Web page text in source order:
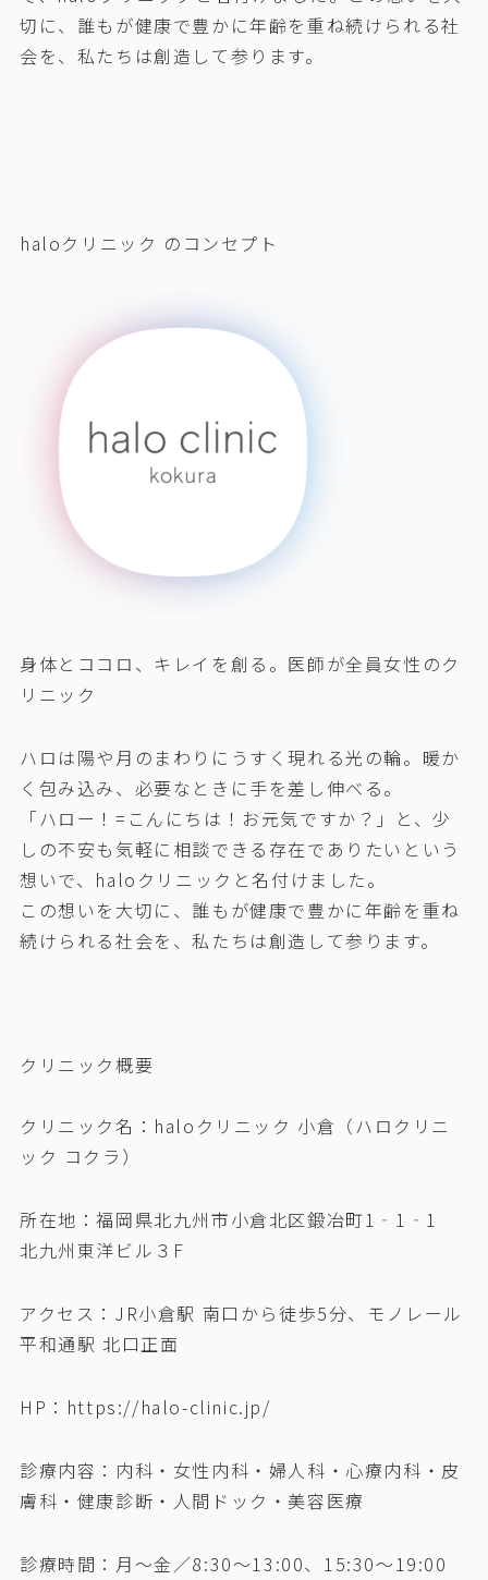
切に、誰もが健康で豊かに年齢を重ね続けられる社
会を、私たちは創造して参ります。
haloクリニック のコンセプト
身体とココロ、キレイを創る。医師が全員女性のク
リニック
ハロは陽や月のまわりにうすく現れる光の輪。暖か
く包み込み、必要なときに手を差し伸べる。
「ハロー！=こんにちは！お元気ですか？」と、少
しの不安も気軽に相談できる存在でありたいという
想いで、haloクリニックと名付けました。
この想いを大切に、誰もが健康で豊かに年齢を重ね
続けられる社会を、私たちは創造して参ります。
クリニック概要
クリニック名：haloクリニック 小倉（ハロクリニ
ック コクラ）
所在地：福岡県北九州市小倉北区鍛冶町1‐1‐1
北九州東洋ビル３F
アクセス：JR小倉駅 南口から徒歩5分、モノレール
平和通駅 北口正面
HP：https://halo-clinic.jp/
診療内容：内科・女性内科・婦人科・心療内科・皮
膚科・健康診断・人間ドック・美容医療
診療時間：月～金／8:30～13:00、15:30～19:00